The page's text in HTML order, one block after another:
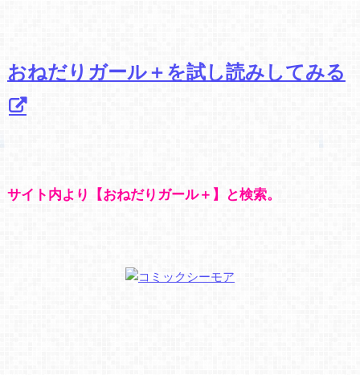
おねだりガール＋を試し読みしてみる
サイト内より【おねだりガール＋】と検索。